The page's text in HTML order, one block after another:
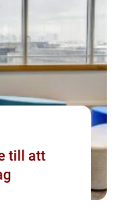
till att